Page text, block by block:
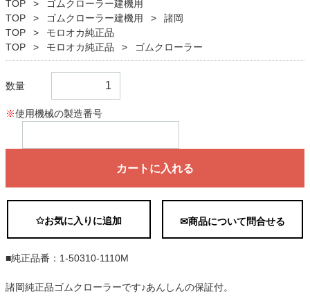
TOP
ゴムクローラー建機用
TOP
ゴムクローラー建機用
諸岡
TOP
モロオカ純正品
TOP
モロオカ純正品 ゴムクローラー
数量
※使用機械の製造番号
カートに入れる
✩お気に入りに追加 ✉商品について問合せる
■純正品番：1-50310-1110M
諸岡純正品ゴムクローラーです♪あんしんの保証付。